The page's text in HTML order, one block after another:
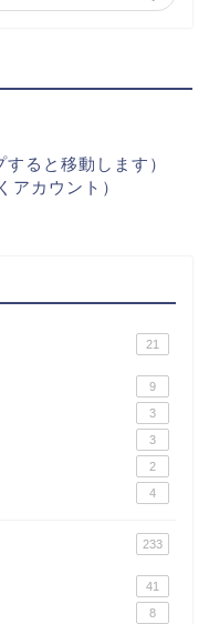
ると移動します）
アカウント）
21
9
3
3
2
4
233
41
8